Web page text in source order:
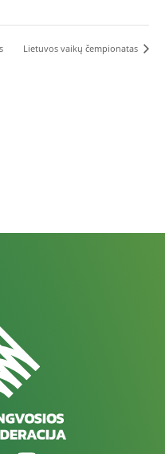
Lietuvos vaikų čempionatas